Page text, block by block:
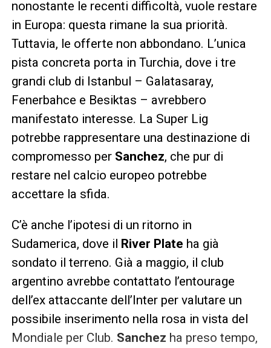
nonostante le recenti difficoltà, vuole restare
in Europa: questa rimane la sua priorità.
Tuttavia, le offerte non abbondano. L’unica
pista concreta porta in Turchia, dove i tre
grandi club di Istanbul – Galatasaray,
Fenerbahce e Besiktas – avrebbero
manifestato interesse. La Super Lig
potrebbe rappresentare una destinazione di
compromesso per Sanchez, che pur di
restare nel calcio europeo potrebbe
accettare la sfida.
C’è anche l’ipotesi di un ritorno in
Sudamerica, dove il River Plate ha già
sondato il terreno. Già a maggio, il club
argentino avrebbe contattato l’entourage
dell’ex attaccante dell’Inter per valutare un
possibile inserimento nella rosa in vista del
Mondiale per Club. Sanchez ha preso tempo,